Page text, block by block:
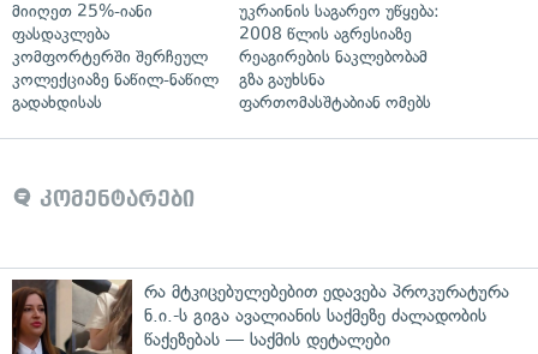
მიიღეთ 25%-იანი
ფასდაკლება
კომფორტერში შერჩეულ
კოლექციაზე ნაწილ-ნაწილ
გადახდისას
უკრაინის საგარეო უწყება:
2008 წლის აგრესიაზე
რეაგირების ნაკლებობამ
გზა გაუხსნა
ფართომასშტაბიან ომებს
კომენტარები
რა მტკიცებულებებით ედავება პროკურატურა
ნ.ი.-ს გიგა ავალიანის საქმეზე ძალადობის
წაქეზებას — საქმის დეტალები